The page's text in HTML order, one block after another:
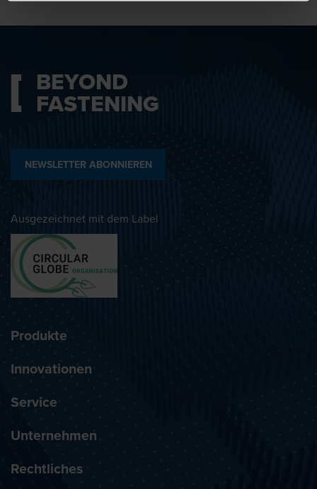
BEYOND
FASTENING
NEWSLETTER ABONNIEREN
Ausgezeichnet mit dem Label
Produkte
Innovationen
Service
Unternehmen
Rechtliches